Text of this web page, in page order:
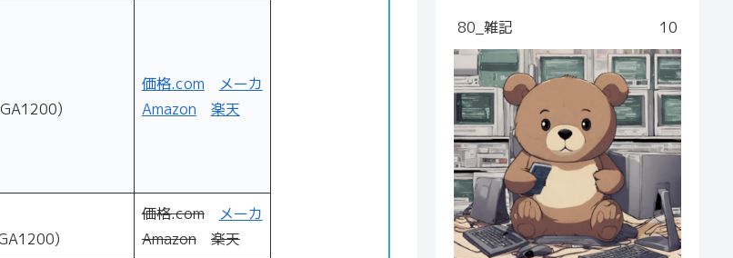
価格.com
メーカ
Amazon
楽天
価格.com
メーカ
Amazon
楽天
80_雑記 10